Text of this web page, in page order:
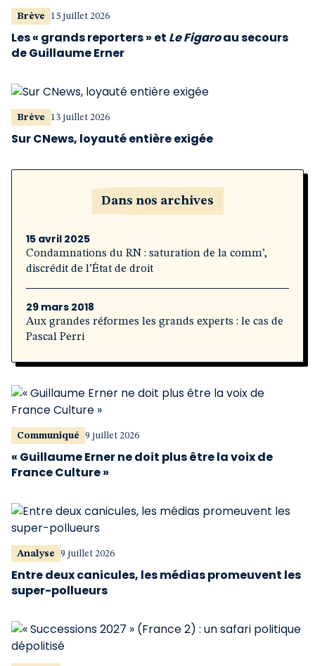
Brève 15 juillet 2026
Les « grands reporters » et Le Figaroau secours
de Guillaume Erner
Brève 13 juillet 2026
Sur CNews, loyauté entière exigée
Dans nos archives
15 avril 2025
Condamnations du RN : saturation de la comm’,
discrédit de l’État de droit
29 mars 2018
Aux grandes réformes les grands experts : le cas de
Pascal Perri
Communiqué 9 juillet 2026
« Guillaume Erner ne doit plus être la voix de
France Culture »
Analyse 9 juillet 2026
Entre deux canicules, les médias promeuvent les
super-pollueurs